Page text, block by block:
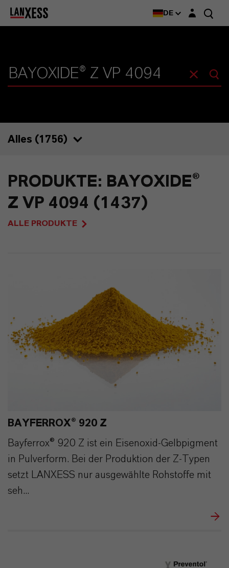
DE Login-Maske
Alles (1756)
1437
96
PRODUKTE: BAYOXIDE®
Z VP 4094 (1437)
ALLE PRODUKTE
BAYFERROX® 920 Z
Bayferrox® 920 Z ist ein Eisenoxid-Gelbpigment
in Pulverform. Bei der Produktion der Z-Typen
setzt LANXESS nur ausgewählte Rohstoffe mit
seh...